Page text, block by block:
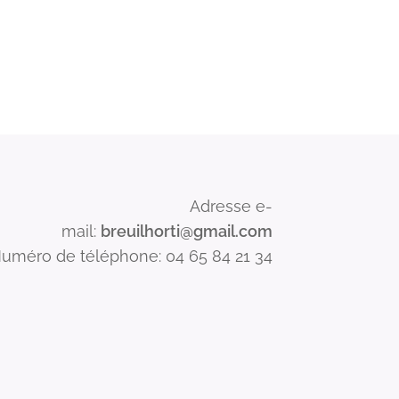
Adresse e-
mail: breuilhorti@gmail.com
de téléphone: 04 65 84 21 34